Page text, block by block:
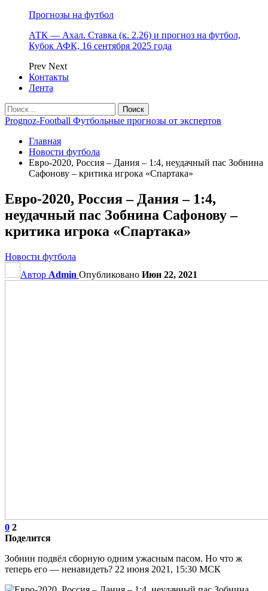
Прогнозы на футбол
АТК — Ахал. Ставка (к. 2.26) и прогноз на футбол,
Кубок АФК, 16 сентября 2025 года
Prev Next
Контакты
Лента
Prognoz-Football Футбольные прогнозы от экспертов
Главная
Новости футбола
Евро-2020, Россия – Дания – 1:4, неудачный пас Зобнина
Сафонову – критика игрока «Спартака»
Евро-2020, Россия – Дания – 1:4,
неудачный пас Зобнина Сафонову –
критика игрока «Спартака»
Новости футбола
Автор Admin Опубликовано Июн 22, 2021
0 2
Поделится
Зобнин подвёл сборную одним ужасным пасом. Но что ж
теперь его — ненавидеть? 22 июня 2021, 15:30 МСК